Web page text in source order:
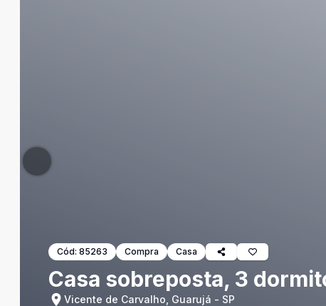
Cód: 85263 Compra Casa
Casa sobreposta, 3
Vicente de Carvalho, Guarujá - SP